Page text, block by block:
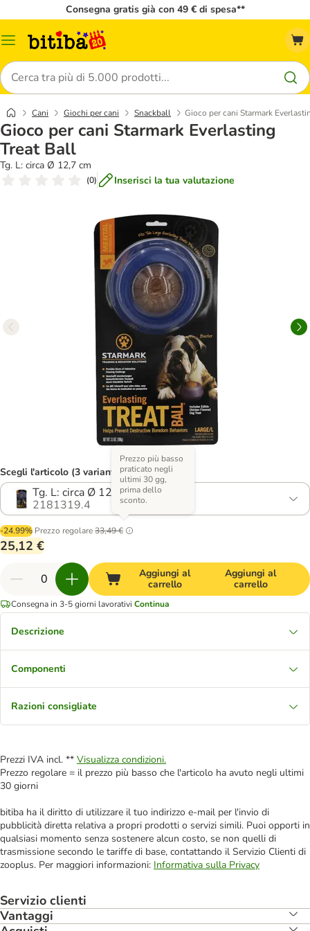
Consegna gratis già con 49 € di spesa**
Overview
Cerca
Cani Giochi per cani Snackball Gioco per cani Starmark
Gioco per cani Starmark Everlasting
Treat Ball
Tg. L: circa Ø 12,7 cm
(0) Inserisci la tua valutazione
Scegli l'articolo (3 varianti)
Tg. L: circa Ø 12,7 cm
2181319.4
-24.99% Prezzo regolare33,49 €
Prezzo più basso
praticato negli
ultimi 30 gg,
prima dello
sconto.
25,12 €
Aggiungi al
carrello
Aggiungi al
carrello
Consegna in 3-5 giorni lavorativi Continua
Descrizione
Componenti
Razioni consigliate
Prezzi IVA incl. ** Visualizza condizioni.
Prezzo regolare = il prezzo più basso che l'articolo ha avuto negli ultimi
30 giorni
bitiba ha il diritto di utilizzare il tuo indirizzo e-mail per l'invio di
pubblicità diretta relativa a propri prodotti o servizi simili. Puoi opporti in
qualsiasi momento senza sostenere alcun costo, se non quelli di
trasmissione secondo le tariffe di base, contattando il Servizio Clienti di
zooplus. Per maggiori informazioni: Informativa sulla Privacy
Servizio clienti
Vantaggi